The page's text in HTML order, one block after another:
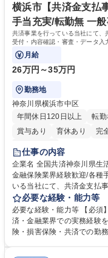
横浜市【共済金支払
手当充実/転勤無 一
共済事業を行っている当社にて
受付・内容確認・審査・データ入
対応や書類発送等を担当します。
月給
26万円～35万円
勤務地
神奈川県横浜市中区
年間休日120日以上
転勤
賞与あり
育休あり 完
土日祝休み
仕事の内容
企業名 全国共済神奈川県生活協同組合 求人名 横浜市
金融保険業界経験歓迎/各種手当充実/転勤無 仕
いる当社にて、共済金支払
付・内容確認・審査・デー
い合わせ電話対応や書類発送等を担当しま
内容確認、および共済金支
用システムへのデータ入力
必要な経験・能力等
必要な経験・能力等 【必須
済・金融業界での実務経験
険・損害保険・共済での勤